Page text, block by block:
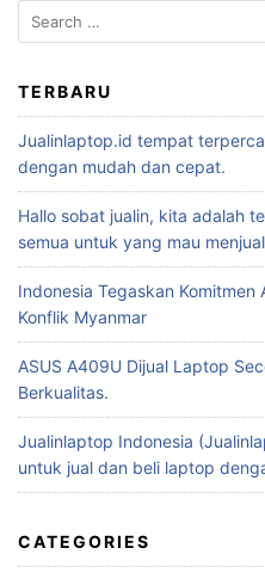
TERBARU
Jualinlaptop.id tempat
dengan mudah dan cepat.
Hallo sobat jualin, kita adalah
semua untuk yang mau
Indonesia Tegaskan Komitmen
Konflik Myanmar
ASUS A409U Dijual Laptop
Berkualitas.
Jualinlaptop Indonesia
untuk jual dan beli laptop
CATEGORIES